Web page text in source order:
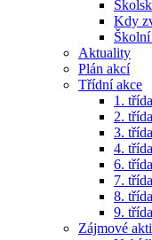
Kdy
Školní
Aktuality
Plán akcí
Třídní akce
1. třída
2. třída
3. třída
4. třída
6. třída
7. třída
8. třída
9. třída
Zájmové